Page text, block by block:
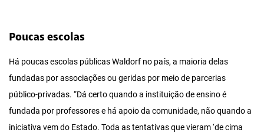
Poucas escolas
Há poucas escolas públicas Waldorf no país, a maioria delas
fundadas por associações ou geridas por meio de parcerias
público-privadas. “Dá certo quando a instituição de ensino é
fundada por professores e há apoio da comunidade, não quando a
iniciativa vem do Estado. Toda as tentativas que vieram ‘de cima